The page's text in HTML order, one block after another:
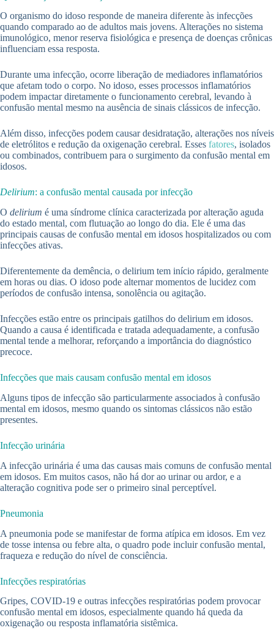
O organismo do idoso responde de maneira diferente às infecções
quando comparado ao de adultos mais jovens. Alterações no sistema
imunológico, menor reserva fisiológica e presença de doenças crônicas
influenciam essa resposta.
Durante uma infecção, ocorre liberação de mediadores inflamatórios
que afetam todo o corpo. No idoso, esses processos inflamatórios
podem impactar diretamente o funcionamento cerebral, levando à
confusão mental mesmo na ausência de sinais clássicos de infecção.
Além disso, infecções podem causar desidratação, alterações nos níveis
de eletrólitos e redução da oxigenação cerebral. Esses fatores, isolados
ou combinados, contribuem para o surgimento da confusão mental em
idosos.
Delirium: a confusão mental causada por infecção
O delirium é uma síndrome clínica caracterizada por alteração aguda
do estado mental, com flutuação ao longo do dia. Ele é uma das
principais causas de confusão mental em idosos hospitalizados ou com
infecções ativas.
Diferentemente da demência, o delirium tem início rápido, geralmente
em horas ou dias. O idoso pode alternar momentos de lucidez com
períodos de confusão intensa, sonolência ou agitação.
Infecções estão entre os principais gatilhos do delirium em idosos.
Quando a causa é identificada e tratada adequadamente, a confusão
mental tende a melhorar, reforçando a importância do diagnóstico
precoce.
Infecções que mais causam confusão mental em idosos
Alguns tipos de infecção são particularmente associados à confusão
mental em idosos, mesmo quando os sintomas clássicos não estão
presentes.
Infecção urinária
A infecção urinária é uma das causas mais comuns de confusão mental
em idosos. Em muitos casos, não há dor ao urinar ou ardor, e a
alteração cognitiva pode ser o primeiro sinal perceptível.
Pneumonia
A pneumonia pode se manifestar de forma atípica em idosos. Em vez
de tosse intensa ou febre alta, o quadro pode incluir confusão mental,
fraqueza e redução do nível de consciência.
Infecções respiratórias
Gripes, COVID-19 e outras infecções respiratórias podem provocar
confusão mental em idosos, especialmente quando há queda da
oxigenação ou resposta inflamatória sistêmica.